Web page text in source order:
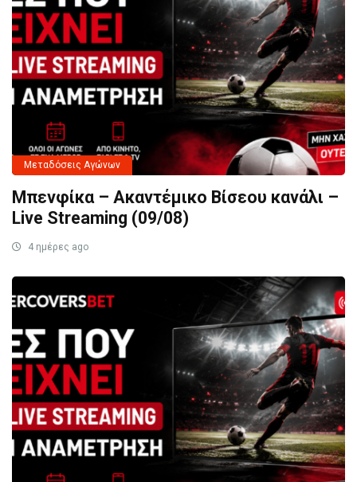
Μεταδόσεις Αγώνων
Μπενφίκα – Ακαντέμικο Βίσεου κανάλι –
Live Streaming (09/08)
4 ημέρες ago